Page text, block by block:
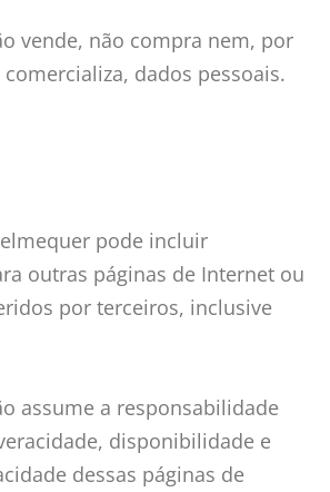
vende, não compra nem, por
dados pessoais.
pode incluir
outras páginas de Internet ou
por terceiros, inclusive
assume a responsabilidade
disponibilidade e
dessas páginas de